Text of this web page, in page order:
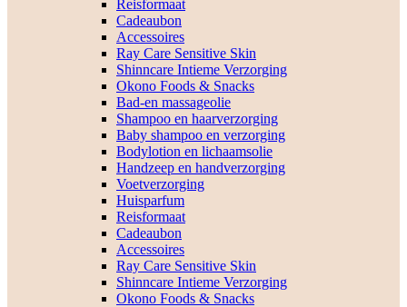
Reisformaat
Cadeaubon
Accessoires
Ray Care Sensitive Skin
Shinncare Intieme Verzorging
Okono Foods & Snacks
Bad-en massageolie
Shampoo en haarverzorging
Baby shampoo en verzorging
Bodylotion en lichaamsolie
Handzeep en handverzorging
Voetverzorging
Huisparfum
Reisformaat
Cadeaubon
Accessoires
Ray Care Sensitive Skin
Shinncare Intieme Verzorging
Okono Foods & Snacks